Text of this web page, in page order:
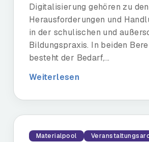
Digitalisierung gehören zu
Herausforderungen und
in der schulischen und
Bildungspraxis. In beiden
besteht der Bedarf,...
Weiterlesen
Materialpool